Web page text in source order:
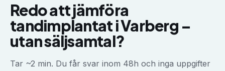
Redo att jämföra
tandimplantatiVarberg –
utan säljsamtal?
Tar ~2 min. Du får svar inom 48h och inga uppgifter